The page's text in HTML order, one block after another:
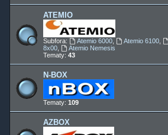
ATEMIO
Subfora: Atemio 6000, Atemio 6100,
8x00
Atemio Nemesis
Tematy: 43
N-BOX
Tematy: 109
AZBOX